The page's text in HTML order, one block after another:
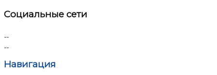
Социальные сети
Навигация